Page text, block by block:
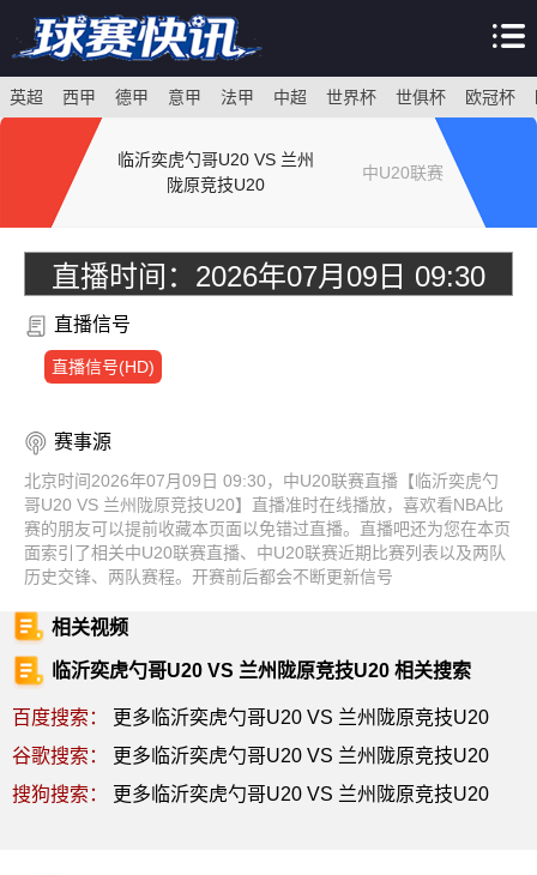
英超 西甲 德甲 意甲 法甲 中超 世界杯 世俱杯 欧冠杯
临沂奕虎勺哥U20 VS 兰州
陇原竞技U20
中U20联赛
直播时间： 2026年07月09日 09:30
直播信号
直播信号(HD)
赛事源
北京时间2026年07月09日 09:30，中U20联赛直播【临沂奕虎勺
哥U20 VS 兰州陇原竞技U20】直播准时在线播放，喜欢看NBA比
赛的朋友可以提前收藏本页面以免错过直播。直播吧还为您在本页
面索引了相关中U20联赛直播、中U20联赛近期比赛列表以及两队
历史交锋、两队赛程。开赛前后都会不断更新信号
相关视频
临沂奕虎勺哥U20 VS 兰州陇原竞技U20 相关搜索
百度搜索：
更多临沂奕虎勺哥U20 VS 兰州陇原竞技U20
谷歌搜索：
更多临沂奕虎勺哥U20 VS 兰州陇原竞技U20
搜狗搜索：
更多临沂奕虎勺哥U20 VS 兰州陇原竞技U20